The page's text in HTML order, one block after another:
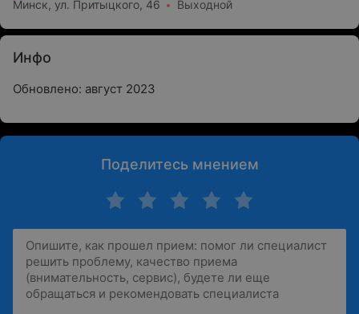
Минск, ул. Притыцкого, 46 Выходной
Инфо
Обновлено: август 2023
Поделитесь мнением